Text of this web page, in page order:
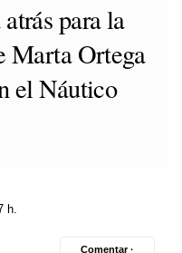
para la
Marta Ortega
el Náutico
h.
Comentar ·